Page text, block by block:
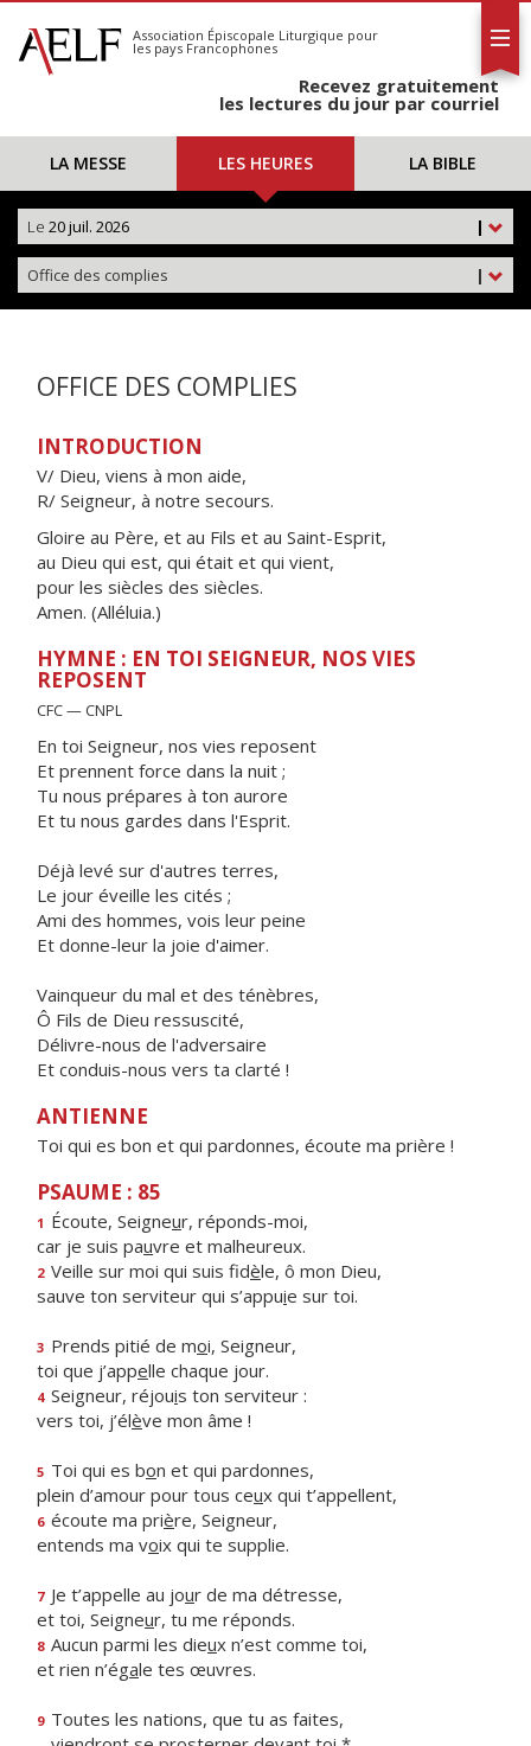
S'abonner
Calendrier
Association Épiscopale Liturgique pour
les pays Francophones
Recevez gratuitement
les lectures du jour par courriel
LA MESSE LES HEURES LA BIBLE
|
Le 20 juil. 2026
|
Office des complies
OFFICE DES COMPLIES
INTRODUCTION
V/ Dieu, viens à mon aide,
R/ Seigneur, à notre secours.
Gloire au Père, et au Fils et au Saint-Esprit,
au Dieu qui est, qui était et qui vient,
pour les siècles des siècles.
Amen. (Alléluia.)
HYMNE : EN TOI SEIGNEUR, NOS VIES
REPOSENT
CFC — CNPL
En toi Seigneur, nos vies reposent
Et prennent force dans la nuit ;
Tu nous prépares à ton aurore
Et tu nous gardes dans l'Esprit.
Déjà levé sur d'autres terres,
Le jour éveille les cités ;
Ami des hommes, vois leur peine
Et donne-leur la joie d'aimer.
Vainqueur du mal et des ténèbres,
Ô Fils de Dieu ressuscité,
Délivre-nous de l'adversaire
Et conduis-nous vers ta clarté !
ANTIENNE
Toi qui es bon et qui pardonnes, écoute ma prière !
PSAUME : 85
1 Écoute, Seigneur, réponds-moi,
car je suis pauvre et malheureux.
2 Veille sur moi qui suis fidèle, ô mon Dieu,
sauve ton serviteur qui s’appuie sur toi.
3 Prends pitié de moi, Seigneur,
toi que j’appelle chaque jour.
4 Seigneur, réjouis ton serviteur :
vers toi, j’élève mon âme !
5 Toi qui es bon et qui pardonnes,
plein d’amour pour tous ceux qui t’appellent,
6 écoute ma prière, Seigneur,
entends ma voix qui te supplie.
7 Je t’appelle au jour de ma détresse,
et toi, Seigneur, tu me réponds.
8 Aucun parmi les dieux n’est comme toi,
et rien n’égale tes œuvres.
9 Toutes les nations, que tu as faites,